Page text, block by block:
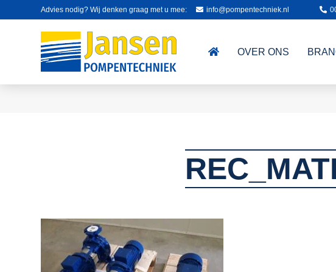
Advies nodig? Wij denken graag met u mee: info@pompentechniek.nl
OVER ONS